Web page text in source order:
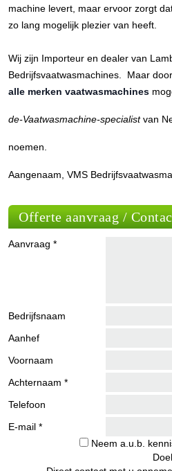
machine levert, maar ervoor zorgt
zo lang mogelijk plezier van heeft.
Wij zijn Importeur en dealer van
Bedrijfsvaatwasmachines. Maar
alle merken vaatwasmachines
de-Vaatwasmachine-specialistvan
noemen.
Aangenaam, VMS
Offerte aanvraag /
Aanvraag *
Bedrijfsnaam
Aanhef
Voornaam
Achternaam *
Telefoon
E-mail *
Neem a.u.b.